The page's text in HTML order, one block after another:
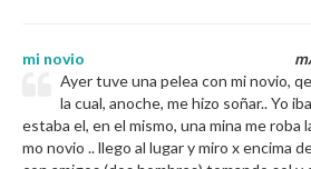
mi novio
Ayer tuve una pelea con mi novio,
la cual, anoche, me hizo soñar.. Yo
estaba el, en el mismo, una mina me roba
mo novio .. llego al lugar y miro x encima